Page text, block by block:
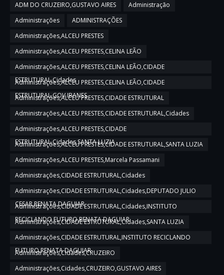
ADM DO CRUZEIRO,GUSTAVO AIRES
Administração
Administrações
ADMINISTRAÇÕES
Administrações,ALCEU PRESTES
Administrações,ALCEU PRESTES,CELINA LEÃO
Administrações,ALCEU PRESTES,CELINA LEÃO,CIDADE
ESTRUTURAL,Cidades
Administrações,ALCEU PRESTES,CELINA LEÃO,CIDADE
ESTRUTURAL,GOV IBANES
Administrações,ALCEU PRESTES,CIDADE ESTRUTURAL
Administrações,ALCEU PRESTES,CIDADE ESTRUTURAL,Cidades
Administrações,ALCEU PRESTES,CIDADE
ESTRUTURAL,Cidades,SANTA LUZIA
Administrações,ALCEU PRESTES,CIDADE ESTRUTURAL,SANTA LUZIA
Administrações,ALCEU PRESTES,Marcela Passamani
Administrações,CIDADE ESTRUTURAL,Cidades
Administrações,CIDADE ESTRUTURAL,Cidades,DEPUTADO JULIO
CESAR,RENATA DAGUIAR
Administrações,CIDADE ESTRUTURAL,Cidades,INSTITUTO
RECICLANDO FUTURO,RENATA DAGUIAR
Administrações,CIDADE ESTRUTURAL,Cidades,SANTA LUZIA
Administrações,CIDADE ESTRUTURAL,INSTITUTO RECICLANDO
FUTURO,RENATA DAGUIAR
Administrações,Cidades,CRUZEIRO
Administrações,Cidades,CRUZEIRO,GUSTAVO AIRES